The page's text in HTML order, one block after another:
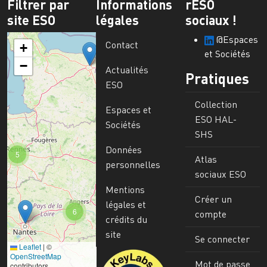
Filtrer par
site ESO
6
5
+
−
Leaflet | ©
OpenStreetMap
Informations
légales
Contact
Actualités
ESO
Espaces et
Sociétés
Données
personnelles
Mentions
légales et
crédits du
site
Image
rESO
sociaux !
@Espaces
et Sociétés
Pratiques
Collection
ESO HAL-
SHS
Atlas
sociaux ESO
Créer un
compte
Se connecter
Mot de passe